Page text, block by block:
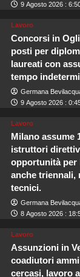
9 Agosto 2026 :
Lavoro
Concorsi in
posti per
laureati con
tempo
Germana
9 Agosto 2026 :
Lavoro
Milano assume
istruttori
opportunità per
anche triennali,
tecnici.
Germana
8 Agosto 2026 :
Lavoro
Assunzioni in
coadiutori
cercasi, lavoro